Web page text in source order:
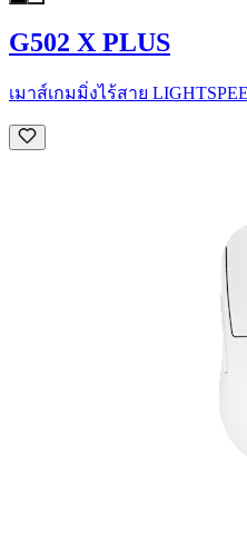
G502 X PLUS
เมาส์เกมมิ่งไร้สาย